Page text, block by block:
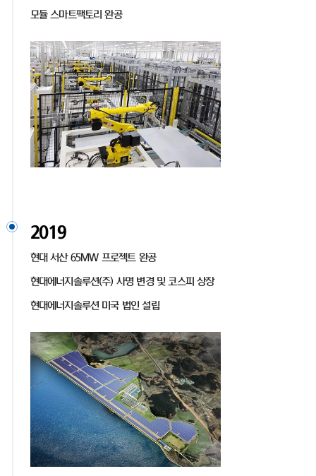
모듈 스마트팩토리 완공
2019
현대 서산 65MW 프로젝트 완공
현대에너지솔루션(주) 사명 변경 및 코스피 상장
현대에너지솔루션 미국 법인 설립